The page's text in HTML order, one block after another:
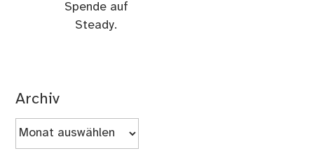
Spende auf
Steady.
Archiv
Archiv